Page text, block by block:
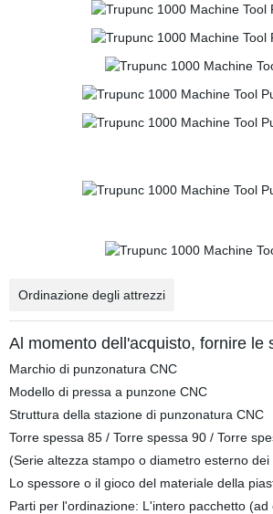
Ordinazione degli attrezzi
Al momento dell'acquisto, fornire le
Marchio di punzonatura CNC
Modello di pressa a punzone CNC
Struttura della stazione di punzonatura CNC
Torre spessa 85 / Torre spessa 90 / Torre
(Serie altezza stampo o diametro esterno
Lo spessore o il gioco del materiale della
Parti per l'ordinazione: L'intero pacchetto